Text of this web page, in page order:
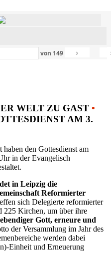
von 149 ›
WELT ZU GAST •
AM 3.
den Gottesdienst am
in der Evangelisch
in Leipzig die
Reformierter
sich Delegierte reformierter
225 Kirchen, um über ihre
Gott, erneure und
der Versammlung im Jahr des
werden dabei
Einheit und Erneuerung